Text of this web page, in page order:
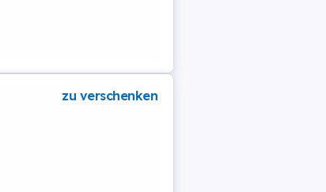
zu verschenken